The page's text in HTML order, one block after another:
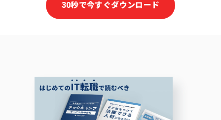
30秒で今すぐダウンロード